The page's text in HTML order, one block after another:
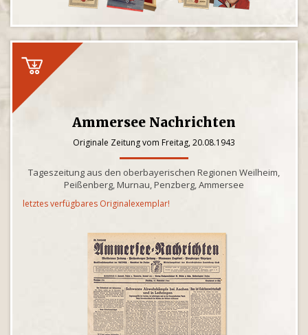
Ammersee Nachrichten
Originale Zeitung vom Freitag, 20.08.1943
Tageszeitung aus den oberbayerischen Regionen Weilheim,
Peißenberg, Murnau, Penzberg, Ammersee
letztes verfügbares Originalexemplar!